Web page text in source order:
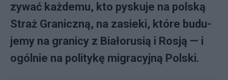
zy­wać każ­de­mu, kto py­sku­je na pol­ską
Straż Gra­nicz­ną, na za­sie­ki, któ­re bu­du­
je­my na gra­ni­cy z Bia­ło­ru­sią i Rosją — i
ogól­nie na po­li­ty­kę mi­gra­cyj­ną Pol­ski.